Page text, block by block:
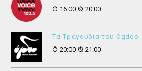
16:00
20:00
Τα Τραγούδια του Ogdoo
20:00
21:00